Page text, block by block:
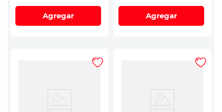
Agregar Agregar